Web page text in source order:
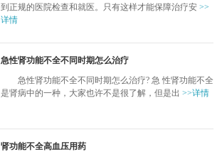
到正规的医院检查和就医。只有这样才能保障治疗安 >>
详情
急性肾功能不全不同时期怎么治疗
急性肾功能不全不同时期怎么治疗? 急 性肾功能不全
是肾病中的一种，大家也许不是很了解，但是出 >>详情
肾功能不全高血压用药